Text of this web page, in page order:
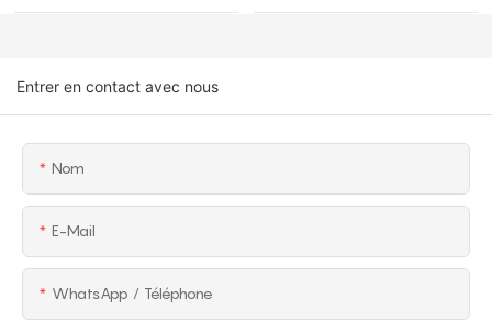
Entrer en contact avec nous
Nom
E-Mail
WhatsApp / Téléphone